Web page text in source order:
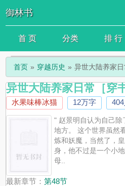
御林书
首 页 分类 排 行
首页 穿越历史 异世大陆养家日
异世大陆养家日常［穿
水果味棒冰猫 12万字
" 赵景明自认为自己
地方。 这个世界虽然
炼和妖魔，当然了，
身，他不过是一个小
母..
最新章节：第48节